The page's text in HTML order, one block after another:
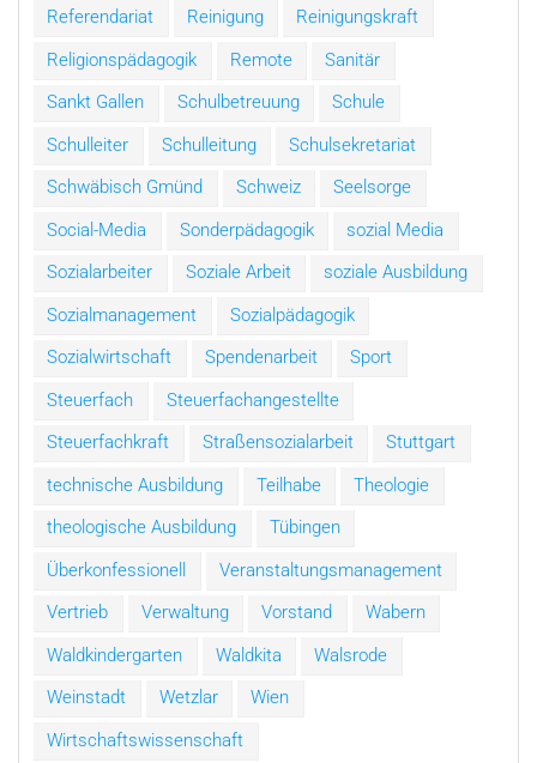
Referendariat Reinigung
Reinigungskraft
Religionspädagogik
Remote
Sanitär
Sankt Gallen
Schulbetreuung
Schule
Schulleiter
Schulleitung
Schulsekretariat
Schwäbisch Gmünd
Schweiz
Seelsorge
Social-Media
Sonderpädagogik
sozial Media
Sozialarbeiter
Soziale Arbeit
soziale Ausbildung
Sozialmanagement
Sozialpädagogik
Sozialwirtschaft
Spendenarbeit
Sport
Steuerfach
Steuerfachangestellte
Steuerfachkraft
Straßensozialarbeit
Stuttgart
technische Ausbildung
Teilhabe
Theologie
theologische Ausbildung
Tübingen
Überkonfessionell
Veranstaltungsmanagement
Vertrieb
Verwaltung Vorstand
Wabern
Waldkindergarten
Waldkita
Walsrode
Weinstadt
Wetzlar
Wien
Wirtschaftswissenschaft